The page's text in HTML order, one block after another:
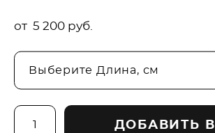
от 5 200 pуб.
Выберите Длина, см
ДОБАВИТЬ В